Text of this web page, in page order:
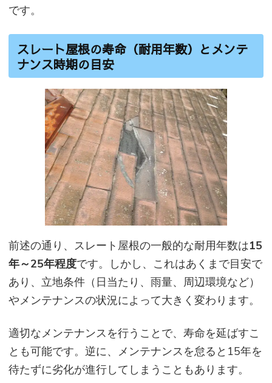
です。
スレート屋根の寿命（耐用年数）とメンテ
ナンス時期の目安
前述の通り、スレート屋根の一般的な耐用年数は15
年～25年程度です。しかし、これはあくまで目安で
あり、立地条件（日当たり、雨量、周辺環境など）
やメンテナンスの状況によって大きく変わります。
適切なメンテナンスを行うことで、寿命を延ばすこ
とも可能です。逆に、メンテナンスを怠ると15年を
待たずに劣化が進行してしまうこともあります。